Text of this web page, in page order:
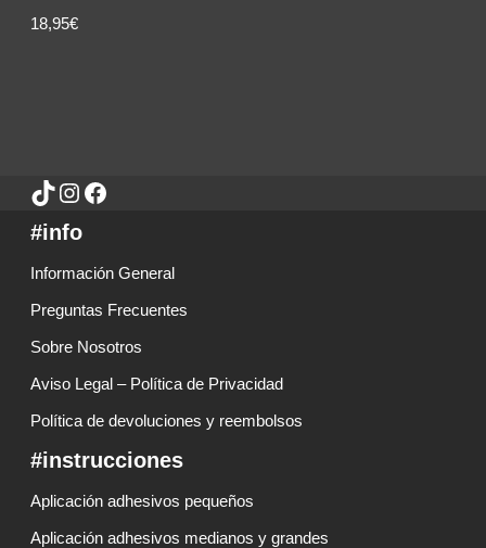
18,95€
#info
Información General
Preguntas Frecuentes
Sobre Nosotros
Aviso Legal – Política de Privacidad
Política de devoluciones y reembolsos
#instrucciones
Aplicación adhesivos pequeños
Aplicación adhesivos medianos y grandes